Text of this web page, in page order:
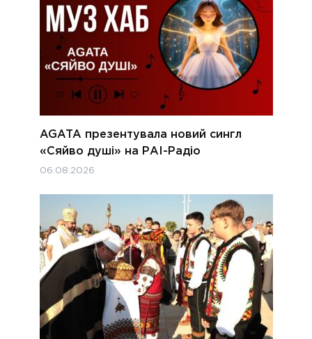
AGATA презентувала новий сингл
«Сяйво душі» на РАІ-Радіо
06.08.2026